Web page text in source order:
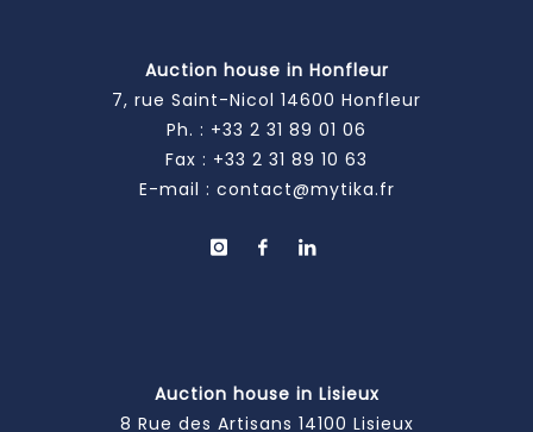
Auction house in Honfleur
7, rue Saint-Nicol 14600 Honfleur
Ph. : +33 2 31 89 01 06
Fax : +33 2 31 89 10 63
E-mail : contact@mytika.fr
Auction house in Lisieux
8 Rue des Artisans 14100 Lisieux